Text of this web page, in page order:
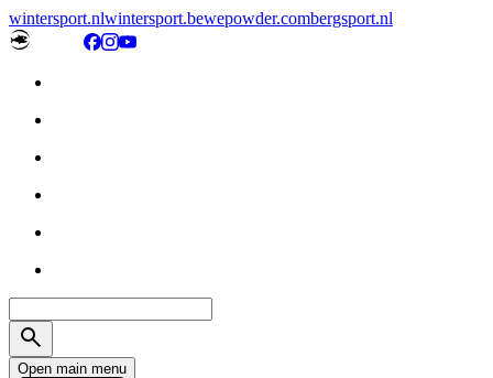
wintersport.nlwintersport.bewepowder.combergsport.nl
Open main menu